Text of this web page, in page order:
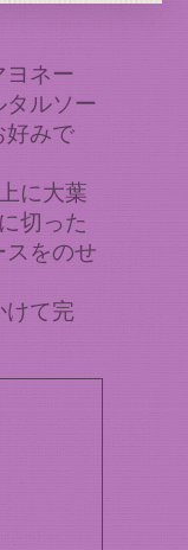
ヨネー
タルソー
好みで
に大葉
切った
スをのせ
けて完